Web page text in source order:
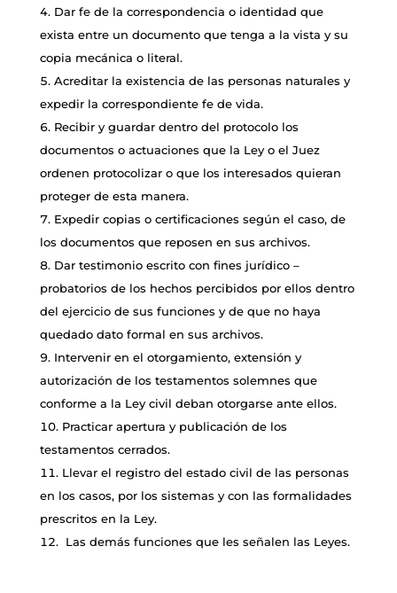
Dar fe de la correspondencia o identidad que
exista entre un documento que tenga a la vista y su
copia mecánica o literal.
Acreditar la existencia de las personas naturales y
expedir la correspondiente fe de vida.
Recibir y guardar dentro del protocolo los
documentos o actuaciones que la Ley o el Juez
ordenen protocolizar o que los interesados quieran
proteger de esta manera.
Expedir copias o certificaciones según el caso, de
los documentos que reposen en sus archivos.
Dar testimonio escrito con fines jurídico –
probatorios de los hechos percibidos por ellos dentro
del ejercicio de sus funciones y de que no haya
quedado dato formal en sus archivos.
Intervenir en el otorgamiento, extensión y
autorización de los testamentos solemnes que
conforme a la Ley civil deban otorgarse ante ellos.
Practicar apertura y publicación de los
testamentos cerrados.
Llevar el registro del estado civil de las personas
en los casos, por los sistemas y con las formalidades
prescritos en la Ley.
Las demás funciones que les señalen las Leyes.